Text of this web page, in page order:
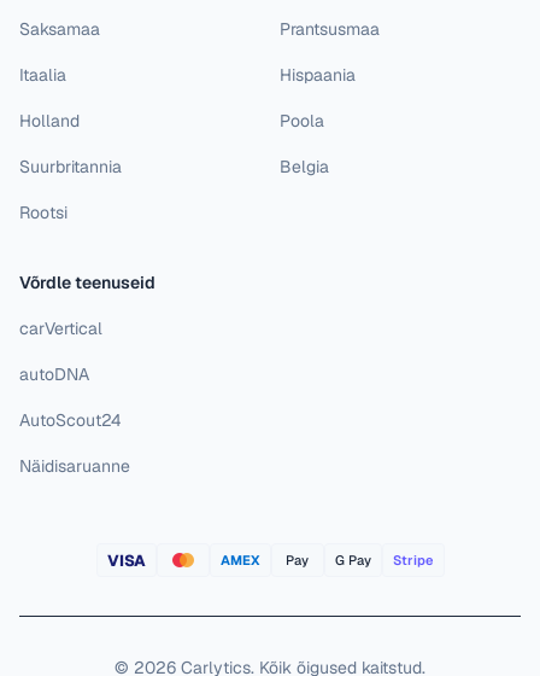
Saksamaa Prantsusmaa
Itaalia Hispaania
Holland Poola
Suurbritannia Belgia
Rootsi
Võrdle teenuseid
carVertical
autoDNA
AutoScout24
Näidisaruanne
VISA AMEX Pay G Pay Stripe
© 2026 Carlytics. Kõik õigused kaitstud.